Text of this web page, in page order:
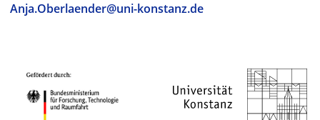
Anja.Oberlaender@uni-konstanz.de